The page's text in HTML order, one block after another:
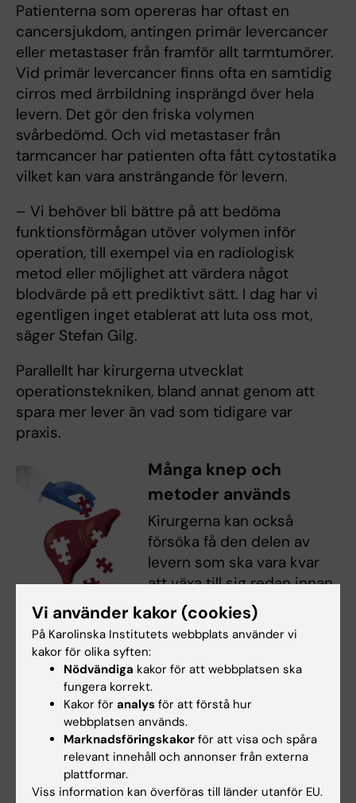
Patienterna som opereras har oftast en
cancersjukdom, antingen primär levercancer
eller metastaser från framför allt tarmtumörer.
Vid primär levercancer finns ofta en samtidig
cirros med ärrbildning insprängd över hela
levern. Det gör den friska volymen
svårbedömd. Och vid metastaser från
tarmcancer har patienten ofta fått cytostatika
vilket kan vara ansträngande för levern.
– Vi behöver bli bättre på att bedöma
funktionsförmågan utöver volymen inför
operation, till exempel via en radiologisk
metod eller möjlighet att värdera något
blodvärde på ett prediktivt sätt. I dag har vi
egentligen inget etablerat att luta oss mot,
säger Stefan Gilg.
Parallellt har kirurgerna utvecklat
operationstekniken, bland annat genom att
spara mer lever än vad som tidigare var
praxis.
Illustration: Jens
Magnsson
Många knep och
metoder används
Kirurgerna kan också
försöka få den delen av
levern som ska vara kvar
att växa till sig redan innan
ingreppet. Det sker genom
att påverka blodflödet. Om
kärlen stryps i en halva av
levern kommer den andra halvan att växa till.
När den del där blodkärlen är strypta opereras
bort finns återskapad vävnad redan på plats,
redo att kompensera för förlusten. Andra knep
går ut på att vänta minst fyra veckor efter
avslutad cytostatikabehandling.
Vi använder kakor (cookies)
På Karolinska Institutets webbplats använder vi
kakor för olika syften:
Nödvändiga kakor för att webbplatsen ska
fungera korrekt.
Kakor för analys för att förstå hur
webbplatsen används.
Marknadsföringskakor för att visa och spåra
relevant innehåll och annonser från externa
plattformar.
Viss information kan överföras till länder utanför EU.